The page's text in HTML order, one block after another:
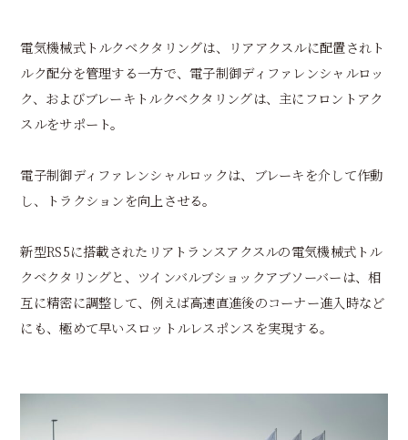
電気機械式トルクベクタリングは、リアアクスルに配置されト
ルク配分を管理する一方で、電子制御ディファレンシャルロッ
ク、およびブレーキトルクベクタリングは、主にフロントアク
スルをサポート。
電子制御ディファレンシャルロックは、ブレーキを介して作動
し、トラクションを向上させる。
新型RS5に搭載されたリアトランスアクスルの電気機械式トル
クベクタリングと、ツインバルブショックアブソーバーは、相
互に精密に調整して、例えば高速直進後のコーナー進入時など
にも、極めて早いスロットルレスポンスを実現する。